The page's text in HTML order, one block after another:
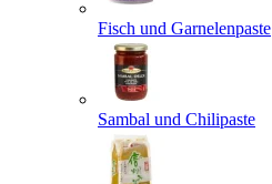
Fisch und Garnelenpaste
Sambal und Chilipaste